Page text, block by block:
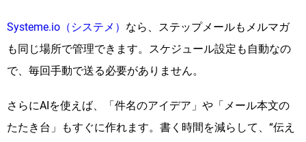
Systeme.io（システメ） なら、ステップメールもメルマガ
も同じ場所で管理できます。スケジュール設定も自動なの
で、毎回手動で送る必要がありません。
さらにAIを使えば、「件名のアイデア」や「メール本文の
たたき台」もすぐに作れます。書く時間を減らして、“伝え